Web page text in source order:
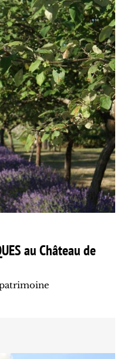
au Château de